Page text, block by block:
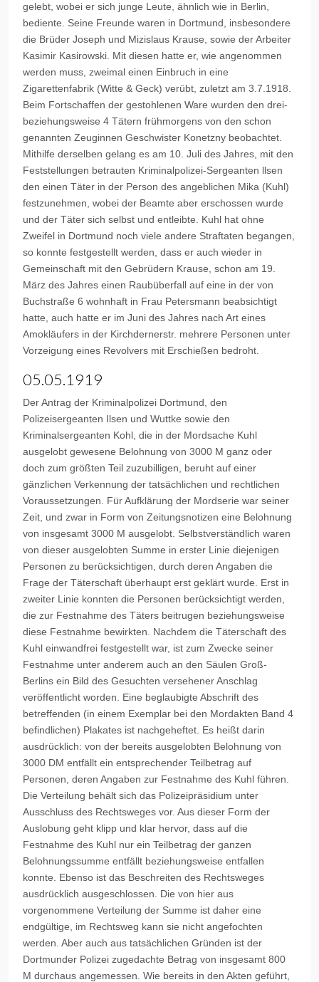
gelebt, wobei er sich junge Leute, ähnlich wie in Berlin,
bediente. Seine Freunde waren in Dortmund, insbesondere
die Brüder Joseph und Mizislaus Krause, sowie der Arbeiter
Kasimir Kasirowski. Mit diesen hatte er, wie angenommen
werden muss, zweimal einen Einbruch in eine
Zigarettenfabrik (Witte & Geck) verübt, zuletzt am 3.7.1918.
Beim Fortschaffen der gestohlenen Ware wurden den drei-
beziehungsweise 4 Tätern frühmorgens von den schon
genannten Zeuginnen Geschwister Konetzny beobachtet.
Mithilfe derselben gelang es am 10. Juli des Jahres, mit den
Feststellungen betrauten Kriminalpolizei-Sergeanten llsen
den einen Täter in der Person des angeblichen Mika (Kuhl)
festzunehmen, wobei der Beamte aber erschossen wurde
und der Täter sich selbst und entleibte. Kuhl hat ohne
Zweifel in Dortmund noch viele andere Straftaten begangen,
so konnte festgestellt werden, dass er auch wieder in
Gemeinschaft mit den Gebrüdern Krause, schon am 19.
März des Jahres einen Raubüberfall auf eine in der von
Buchstraße 6 wohnhaft in Frau Petersmann beabsichtigt
hatte, auch hatte er im Juni des Jahres nach Art eines
Amokläufers in der Kirchdernerstr. mehrere Personen unter
Vorzeigung eines Revolvers mit Erschießen bedroht.
05.05.1919
Der Antrag der Kriminalpolizei Dortmund, den
Polizeisergeanten Ilsen und Wuttke sowie den
Kriminalsergeanten Kohl, die in der Mordsache Kuhl
ausgelobt gewesene Belohnung von 3000 M ganz oder
doch zum größten Teil zuzubilligen, beruht auf einer
gänzlichen Verkennung der tatsächlichen und rechtlichen
Voraussetzungen. Für Aufklärung der Mordserie war seiner
Zeit, und zwar in Form von Zeitungsnotizen eine Belohnung
von insgesamt 3000 M ausgelobt. Selbstverständlich waren
von dieser ausgelobten Summe in erster Linie diejenigen
Personen zu berücksichtigen, durch deren Angaben die
Frage der Täterschaft überhaupt erst geklärt wurde. Erst in
zweiter Linie konnten die Personen berücksichtigt werden,
die zur Festnahme des Täters beitrugen beziehungsweise
diese Festnahme bewirkten. Nachdem die Täterschaft des
Kuhl einwandfrei festgestellt war, ist zum Zwecke seiner
Festnahme unter anderem auch an den Säulen Groß-
Berlins ein Bild des Gesuchten versehener Anschlag
veröffentlicht worden. Eine beglaubigte Abschrift des
betreffenden (in einem Exemplar bei den Mordakten Band 4
befindlichen) Plakates ist nachgeheftet. Es heißt darin
ausdrücklich: von der bereits ausgelobten Belohnung von
3000 DM entfällt ein entsprechender Teilbetrag auf
Personen, deren Angaben zur Festnahme des Kuhl führen.
Die Verteilung behält sich das Polizeipräsidium unter
Ausschluss des Rechtsweges vor. Aus dieser Form der
Auslobung geht klipp und klar hervor, dass auf die
Festnahme des Kuhl nur ein Teilbetrag der ganzen
Belohnungssumme entfällt beziehungsweise entfallen
konnte. Ebenso ist das Beschreiten des Rechtsweges
ausdrücklich ausgeschlossen. Die von hier aus
vorgenommene Verteilung der Summe ist daher eine
endgültige, im Rechtsweg kann sie nicht angefochten
werden. Aber auch aus tatsächlichen Gründen ist der
Dortmunder Polizei zugedachte Betrag von insgesamt 800
M durchaus angemessen. Wie bereits in den Akten geführt,